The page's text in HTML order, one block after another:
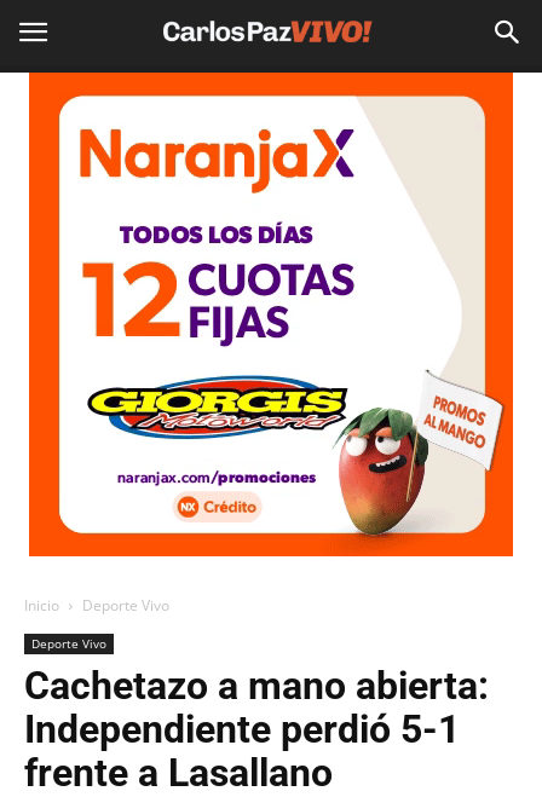
Inicio Deporte Vivo
Deporte Vivo
Cachetazo a mano abierta:
Independiente perdió 5-1
frente a Lasallano